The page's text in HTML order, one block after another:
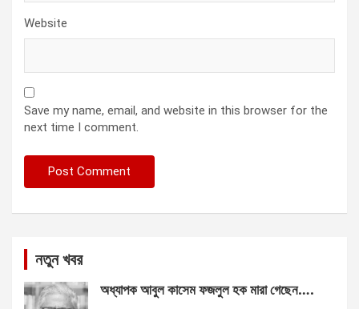
Website
Save my name, email, and website in this browser for the
next time I comment.
নতুন খবর
অধ্যাপক আবুল কাসেম ফজলুল হক মারা গেছেন….